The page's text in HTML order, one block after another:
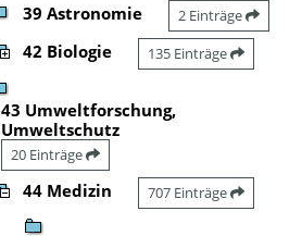
39 Astronomie 2 Einträge
42 Biologie 135 Einträge
43 Umweltforschung,
Umweltschutz
20 Einträge
44 Medizin 707 Einträge